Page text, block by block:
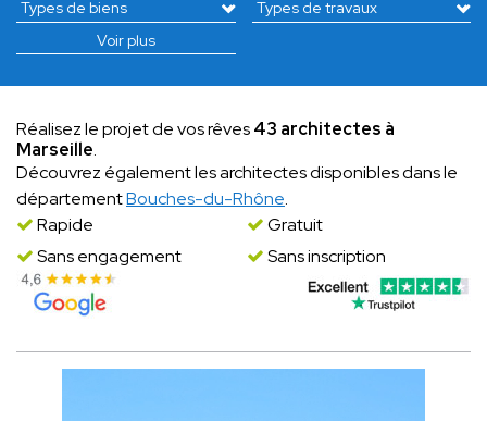
Voir plus
Réalisez le projet de vos rêves43 architectes à
Marseille.
Découvrez également les architectes disponibles dans le
départementBouches-du-Rhône.
Rapide
Gratuit
Sans engagement
Sans inscription